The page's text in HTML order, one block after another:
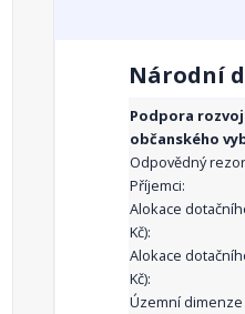
Národní
Podpora
občanského
Odpovědný
Příjemci:
Alokace
Kč):
Alokace
Kč):
Územní dimenze